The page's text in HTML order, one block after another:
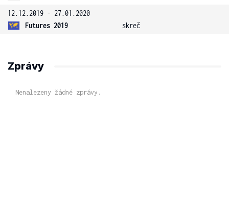
12.12.2019 - 27.01.2020
Futures 2019
skreč
Zprávy
Nenalezeny žádné zprávy.